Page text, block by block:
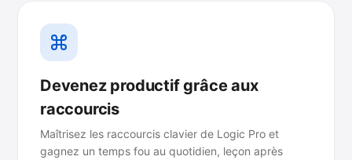
Devenez productif grâce aux
raccourcis
Maîtrisez les raccourcis clavier de Logic Pro et
gagnez un temps fou au quotidien, leçon après